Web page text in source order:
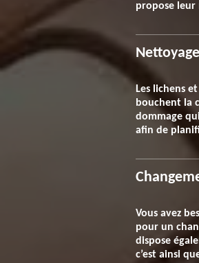
propose leur
Les lichens
bouchent la
dommage
afin de
Vous avez
pour un
dispose
c’est ainsi